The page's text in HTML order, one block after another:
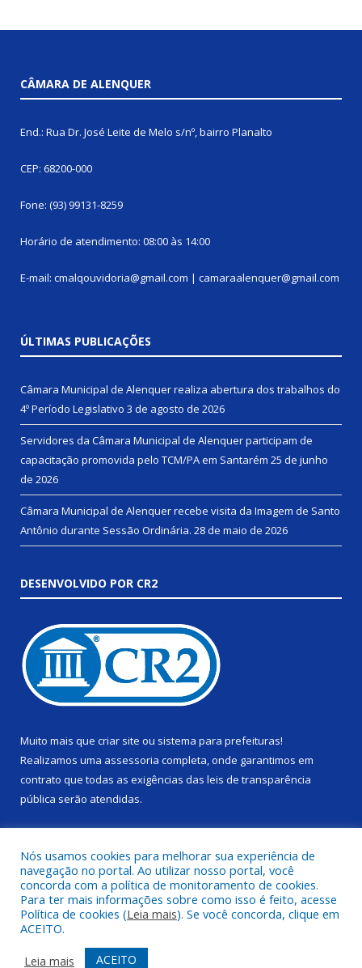
CÂMARA DE ALENQUER
End.: Rua Dr. José Leite de Melo s/nº, bairro Planalto
CEP: 68200-000
Fone: (93) 99131-8259
Horário de atendimento: 08:00 às 14:00
E-mail: cmalqouvidoria@gmail.com | camaraalenquer@gmail.com
ÚLTIMAS PUBLICAÇÕES
Câmara Municipal de Alenquer realiza abertura dos trabalhos do
4º Período Legislativo 3 de agosto de 2026
Servidores da Câmara Municipal de Alenquer participam de
capacitação promovida pelo TCM/PA em Santarém 25 de junho
de 2026
Câmara Municipal de Alenquer recebe visita da Imagem de Santo
Antônio durante Sessão Ordinária. 28 de maio de 2026
DESENVOLVIDO POR CR2
Muito mais que criar site ou sistema para prefeituras!
Realizamos uma assessoria completa, onde garantimos em
contrato que todas as exigências das leis de transparência
pública serão atendidas.
Todos os direitos reservados a Câmara Municipal de Alenquer.
Mapa do Site
Acessar Área Administrativa
Nós usamos cookies para melhorar sua experiência de
navegação no portal. Ao utilizar nosso portal, você
concorda com a política de monitoramento de cookies.
Para ter mais informações sobre como isso é feito, acesse
Política de cookies (Leia mais). Se você concorda, clique em
ACEITO.
Leia mais
ACEITO